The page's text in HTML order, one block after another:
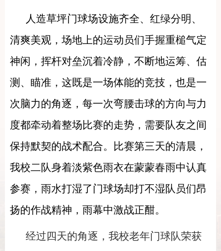
人造草坪门球场设施齐全、红绿分明、
清爽美观，场地上的运动员们手握重槌气定
神闲，挥杆对垒沉着冷静， 不断地运筹、估
测、瞄准，这既是一场体能的竞技，也是一
次脑力的角逐，每一次弯腰击球的方向与力
度都牵动着整场比赛的走势，需要队友之间
保持默契的战术配合。比赛第三天的清晨，
我校二队身着淡紫色雨衣在蒙蒙春雨中认真
参赛，雨水打湿了门球场却打不湿队员们昂
扬的作战精神，雨幕中激战正酣。
经过四天的角逐，我校老年门球队荣获